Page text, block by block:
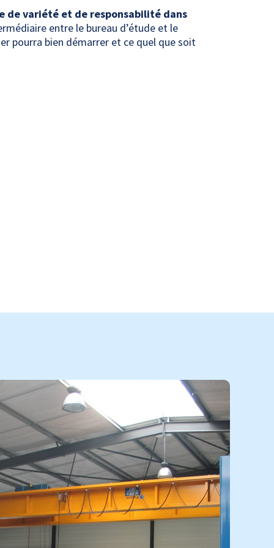
de variété et de responsabilité dans
entre le bureau d’étude et le
pourra bien démarrer et ce quel que soit